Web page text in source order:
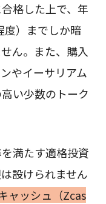
格した上で、年
度）までしか暗
ん。また、購入
やイーサリアム
い少数のトーク
満たす適格投資
設けられません
ャッシュ（Zcas